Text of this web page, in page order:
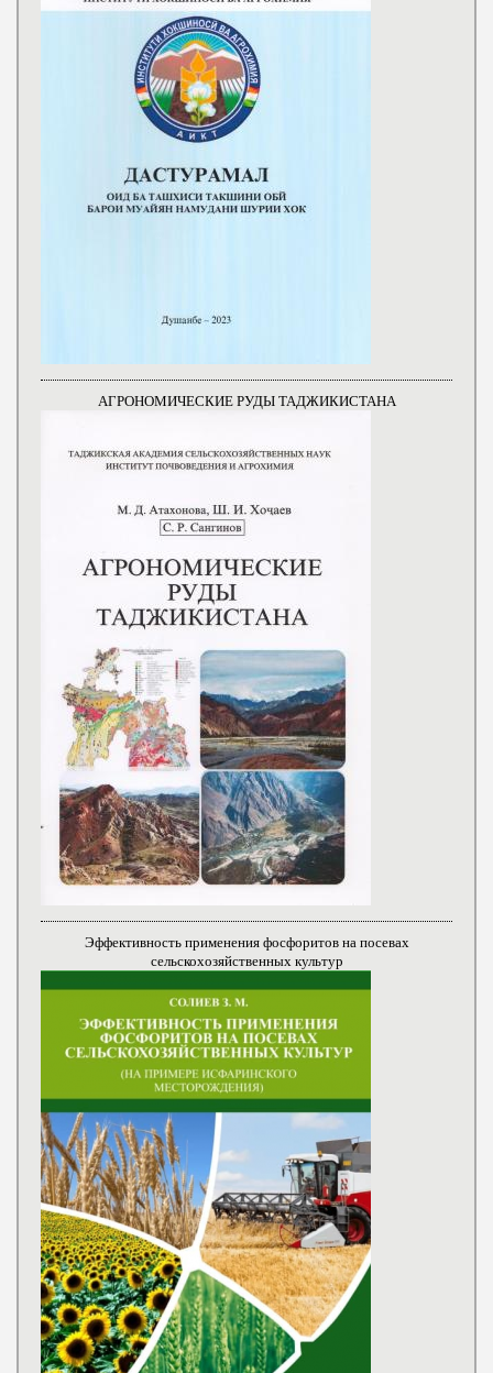
АГРОНОМИЧЕСКИЕ РУДЫ ТАДЖИКИСТАНА
Эффективность применения фосфоритов на посевах
сельскохозяйственных культур